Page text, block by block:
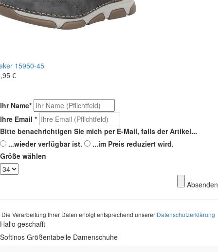
15950-45
€
Ihr Name*
Ihre Email *
Bitte benachrichtigen Sie mich per E-Mail, falls der Artikel...
...wieder verfügbar ist.
...im Preis reduziert wird.
Größe wählen
Absenden
Die Verarbeitung Ihrer Daten erfolgt entsprechend unserer Datenschutzerklärung
Hallo geschafft
Softinos Größentabelle Damenschuhe